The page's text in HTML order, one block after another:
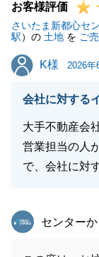
お客様評価
さいたま新都心セ
駅）の 土地 を ご
K様
K様 2026年
会社に対する
大手不動産会
営業担当の人
で、会社に対
東急リバブ
センター